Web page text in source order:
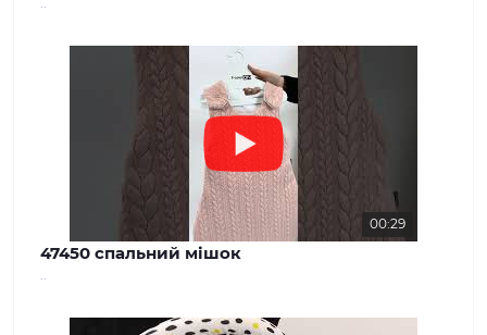
00:29
47450 спальний мішок